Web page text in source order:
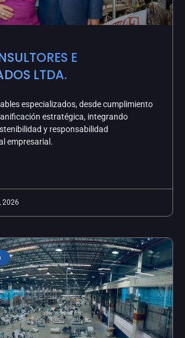
E
LTDA.
especializados, desde cumplimiento
estratégica, integrando
y responsabilidad
empresarial.
2026